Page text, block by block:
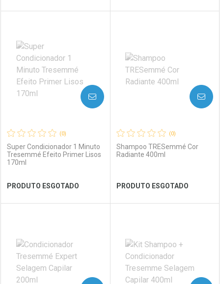
Laboratório
Ver Desconto Convênio
Por Menos Laboratório
Ver Desconto Convênio
Por Menos
(0)
Super Condicionador 1 Minuto
Tresemmé Efeito Primer Lisos
170ml
PRODUTO ESGOTADO
AVISE-ME
Laboratório
Por Menos
(0)
Shampoo TRESemmé Cor
Radiante 400ml
PRODUTO ESGOTADO
AVISE-ME
Laboratório
Por Menos